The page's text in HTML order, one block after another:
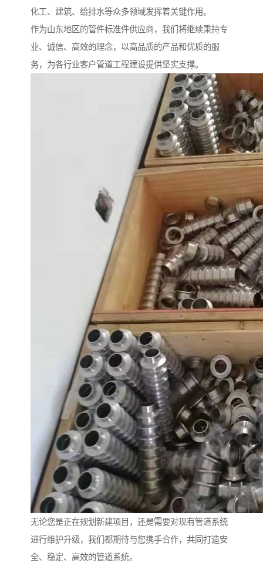
化工、建筑、给排水等众多领域发挥着关键作用。
作为山东地区的管件标准件供应商，我们将继续秉持专
业、诚信、高效的理念，以高品质的产品和优质的服
务，为各行业客户管道工程建设提供坚实支撑。
无论您是正在规划新建项目，还是需要对现有管道系统
进行维护升级，我们都期待与您携手合作，共同打造安
全、稳定、高效的管道系统。